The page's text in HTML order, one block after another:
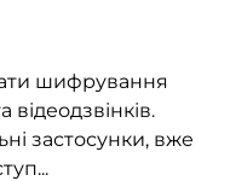
шифрування
застосунки, вже